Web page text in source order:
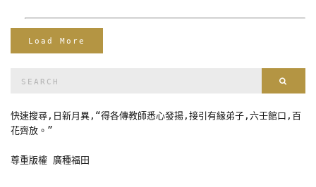
Load More
快速搜尋,日新月異,“得各傳教師悉心發揚,接引有緣弟子,六壬館口,百
花齊放。”
尊重版權 廣種福田